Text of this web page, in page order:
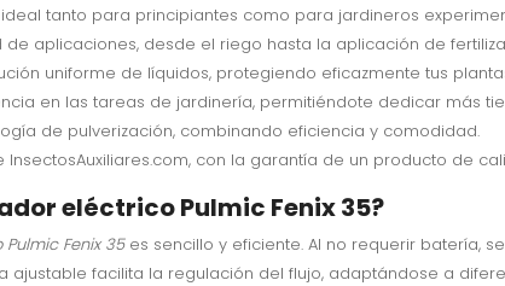
tanto para principiantes como para jardineros
aplicaciones, desde el riego hasta la aplicación de
uniforme de líquidos, protegiendo eficazmente tus
en las tareas de jardinería, permitiéndote dedicar más
de pulverización, combinando eficiencia y comodidad.
InsectosAuxiliares.com, con la garantía de un producto de
eléctrico Pulmic Fenix 35?
Fenix 35es sencillo y eficiente. Al no requerir batería,
ajustable facilita la regulación del flujo, adaptándose a